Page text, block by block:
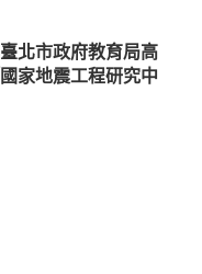
北市政府教育局高
家地震工程研究中